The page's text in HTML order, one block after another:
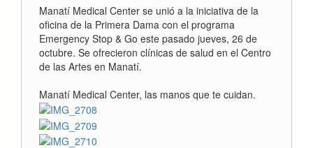
Manatí Medical Center se unió a la iniciativa de la
oficina de la Primera Dama con el programa
Emergency Stop & Go este pasado jueves, 26 de
octubre. Se ofrecieron clínicas de salud en el Centro
de las Artes en Manatí.
Manatí Medical Center, las manos que te cuidan.